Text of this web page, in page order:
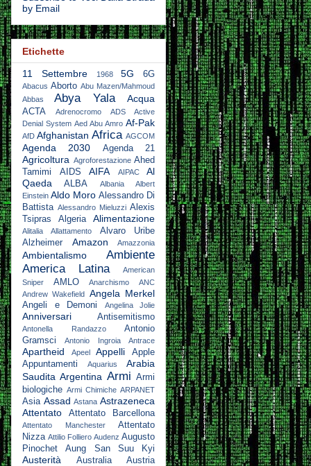
by Email
Etichette
11 Settembre
1968 5G 6G
Abacus Aborto Abu Mazen/Mahmoud
Abbas
Abya Yala Acqua
ACTA Adrenocromo
ADS Active
Denial System Aed Abu Amro Af-Pak
AfD Afghanistan Africa AGCOM
Agenda 2030 Agenda 21
Agricoltura Agroforestazione Ahed
Tamimi
AIDS AIFA AIPAC
Al
Qaeda
ALBA Albania
Albert
Einstein Aldo Moro Alessandro Di
Battista Alessandro Mieluzzi Alexis
Tsipras
Algeria Alimentazione
Alitalia Allattamento
Alvaro Uribe
Alzheimer
Amazon Amazzonia
Ambientalismo
Ambiente
America Latina
American
Sniper
AMLO Anarchismo
ANC
Andrew Wakefield Angela Merkel
Angeli e Demoni Angelina Jolie
Anniversari Antisemitismo
Antonella Randazzo
Antonio
Gramsci
Antonio Ingroia Antrace
Apartheid Apeel Appelli
Apple
Appuntamenti
Aquarius
Arabia
Saudita Argentina Armi Armi
biologiche Armi Chimiche ARPANET
Asia Assad Astana Astrazeneca
Attentato
Attentato Barcellona
Attentato Manchester
Attentato
Nizza Attilio Folliero Audenz Augusto
Pinochet
Aung San Suu Kyi
Austerità Australia
Austria